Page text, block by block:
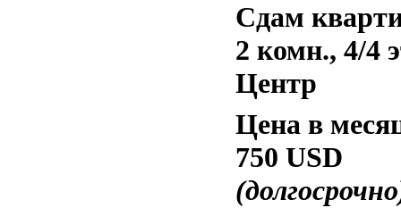
Сдам
2 комн., 4/4
Центр
Цена в
750 USD